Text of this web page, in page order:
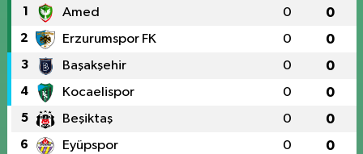
1 Amed 0 0
2 Erzurumspor FK 0 0
3 Başakşehir 0 0
4 Kocaelispor 0 0
5 Beşiktaş 0 0
6 Eyüpspor 0 0